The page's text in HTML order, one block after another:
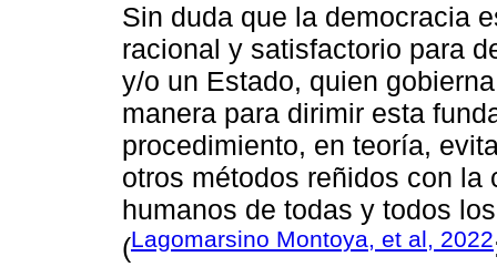
Sin duda que la democracia
racional y satisfactorio para
y/o un Estado, quien
manera para dirimir esta
procedimiento, en teoría,
otros métodos reñidos con
humanos de todas y todos
(Lagomarsino Montoya, et al, 2022